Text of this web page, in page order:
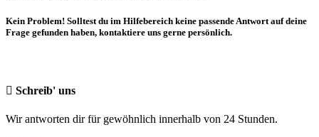
Kein Problem! Solltest du im Hilfebereich keine passende Antwort auf deine
Frage gefunden haben, kontaktiere uns gerne persönlich.
Schreib' uns
Wir antworten dir für gewöhnlich innerhalb von 24 Stunden.